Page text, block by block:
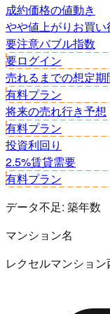
成約価格の値動き
やや値上がり お買い
要注意バブル指数
要ログイン
売れるまでの想定期
有料プラン
将来の売れ行き予想
有料プラン
投資利回り
2.5%賃貸需要
有料プラン
データ不足: 築年数
マンション名
レクセルマンション